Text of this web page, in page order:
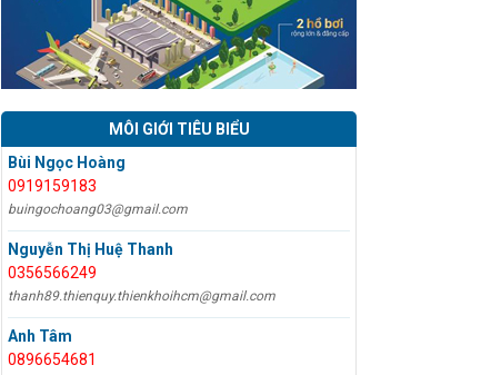
MÔI GIỚI TIÊU BIỂU
Bùi Ngọc Hoàng
0919159183
buingochoang03@gmail.com
Nguyễn Thị Huệ Thanh
0356566249
thanh89.thienquy.thienkhoihcm@gmail.com
Anh Tâm
0896654681